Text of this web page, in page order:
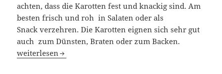
achten, dass die Karotten fest und knackig sind. Am
besten frisch und roh in Salaten oder als
Snack verzehren. Die Karotten eignen sich sehr gut
auch zum Dünsten, Braten oder zum Backen.
Leicht und gesund über den Winter mit Karotten.
weiterlesen